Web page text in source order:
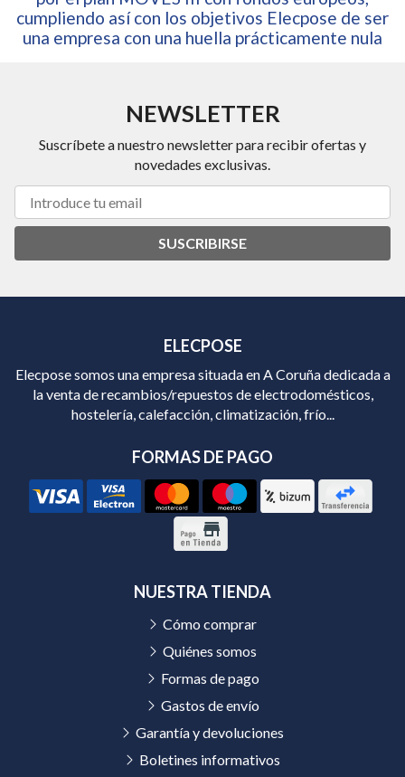
cumpliendo así con los objetivos Elecpose de ser
una empresa con una huella prácticamente nula
NEWSLETTER
Suscríbete a nuestro newsletter para recibir ofertas y
novedades exclusivas.
SUSCRIBIRSE
ELECPOSE
Elecpose somos una empresa situada en A Coruña dedicada a
la venta de recambios/repuestos de electrodomésticos,
hostelería, calefacción, climatización, frío...
FORMAS DE PAGO
NUESTRA TIENDA
Cómo comprar
Quiénes somos
Formas de pago
Gastos de envío
Garantía y devoluciones
Boletines informativos